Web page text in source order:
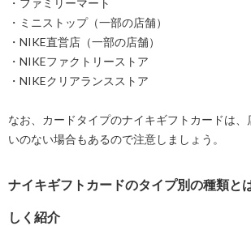
・ファミリーマート
・ミニストップ（一部の店舗）
・NIKE直営店（一部の店舗）
・NIKEファクトリーストア
・NIKEクリアランスストア
なお、カードタイプのナイキギフトカードは
いのない場合もあるので注意しましょう。
ナイキギフトカードのタイプ別の種類と
しく紹介